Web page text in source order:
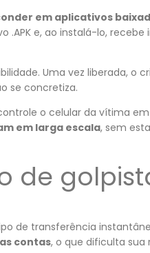
em aplicativos
.APK e, ao instalá-lo,
Uma vez liberada, o
se concretiza.
o celular da vítima
em larga escala, sem
de
de transferência
contas, o que dificulta sua